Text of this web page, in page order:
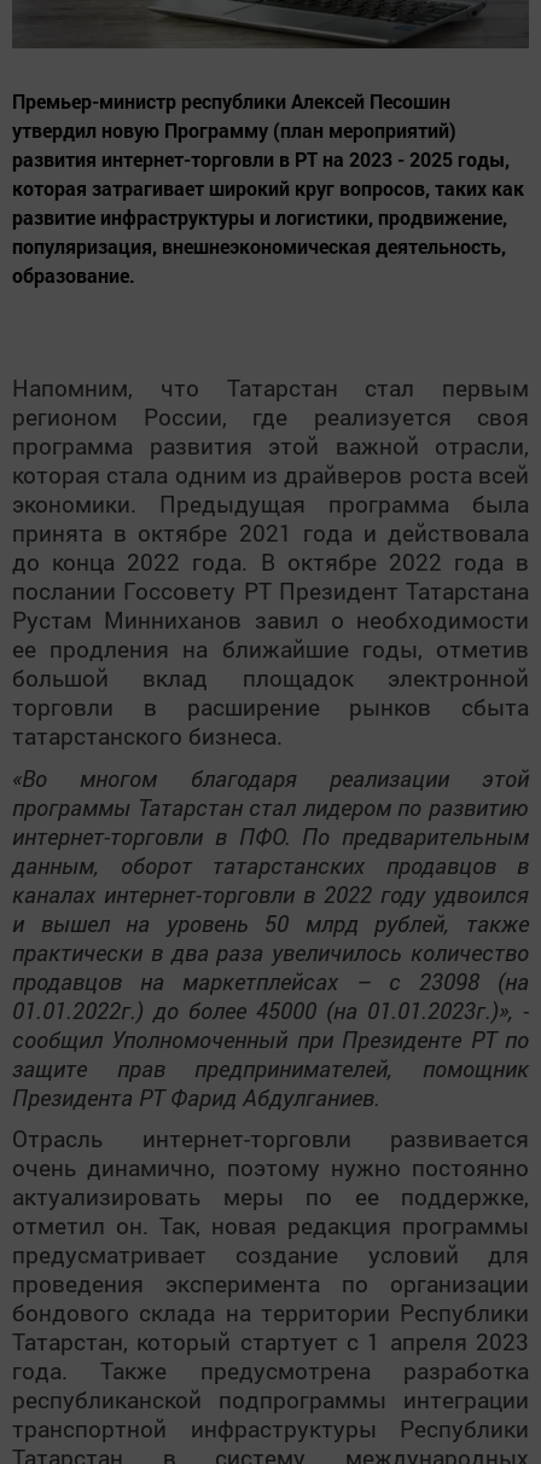
Премьер-министр республики Алексей Песошин
утвердил новую Программу (план мероприятий)
развития интернет-торговли в РТ на 2023 - 2025 годы,
которая затрагивает широкий круг вопросов, таких как
развитие инфраструктуры и логистики, продвижение,
популяризация, внешнеэкономическая деятельность,
образование.
Напомним, что Татарстан стал первым
регионом России, где реализуется своя
программа развития этой важной отрасли,
которая стала одним из драйверов роста всей
экономики. Предыдущая программа была
принята в октябре 2021 года и действовала
до конца 2022 года. В октябре 2022 года в
послании Госсовету РТ Президент Татарстана
Рустам Минниханов завил о необходимости
ее продления на ближайшие годы, отметив
большой вклад площадок электронной
торговли в расширение рынков сбыта
татарстанского бизнеса.
«Во многом благодаря реализации этой
программы Татарстан стал лидером по развитию
интернет-торговли в ПФО. По предварительным
данным, оборот татарстанских продавцов в
каналах интернет-торговли в 2022 году удвоился
и вышел на уровень 50 млрд рублей, также
практически в два раза увеличилось количество
продавцов на маркетплейсах – с 23098 (на
01.01.2022г.) до более 45000 (на 01.01.2023г.)», -
сообщил Уполномоченный при Президенте РТ по
защите прав предпринимателей, помощник
Президента РТ Фарид Абдулганиев.
Отрасль интернет-торговли развивается
очень динамично, поэтому нужно постоянно
актуализировать меры по ее поддержке,
отметил он. Так, новая редакция программы
предусматривает создание условий для
проведения эксперимента по организации
бондового склада на территории Республики
Татарстан, который стартует с 1 апреля 2023
года. Также предусмотрена разработка
республиканской подпрограммы интеграции
транспортной инфраструктуры Республики
Татарстан в систему международных